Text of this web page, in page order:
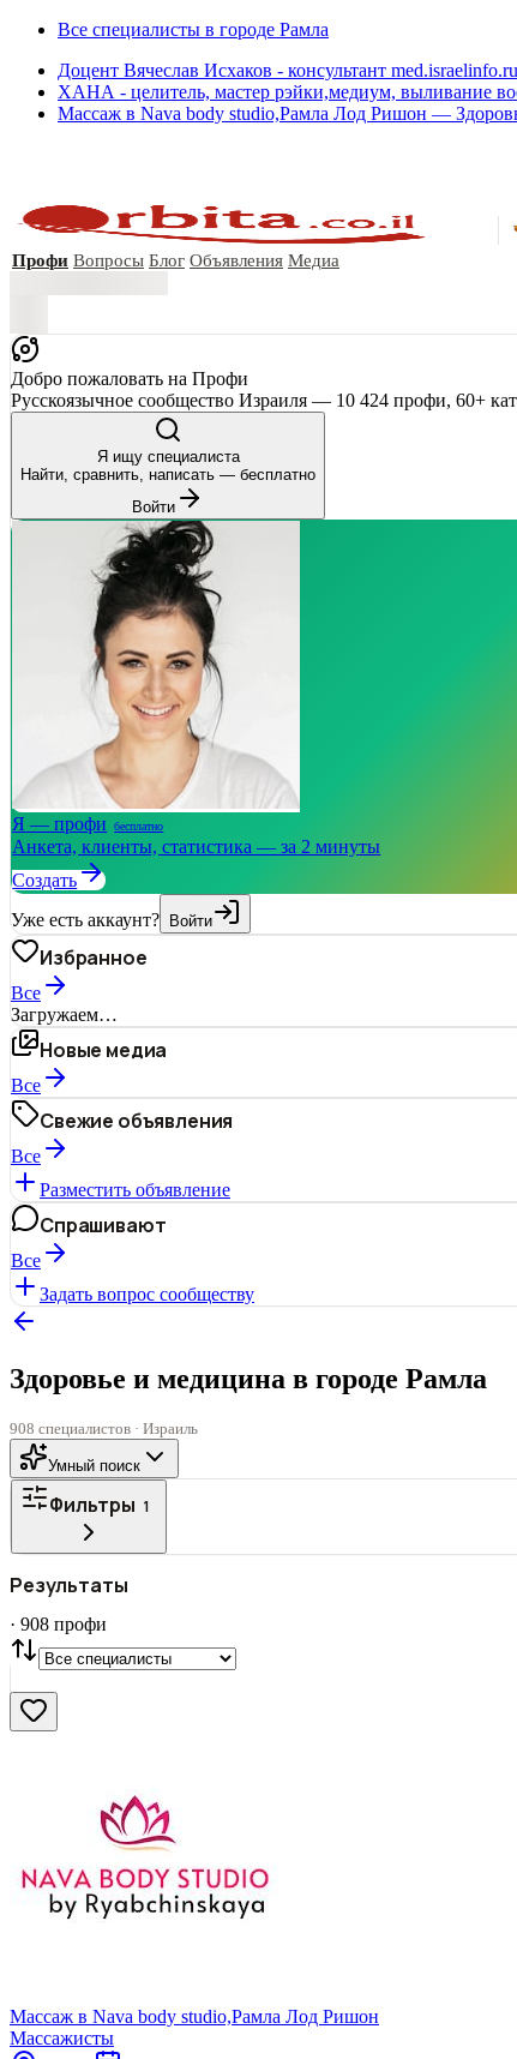
Все специалисты в городе Рамла
Доцент Вячеслав Исхаков - консультант
ХАНА - целитель, мастер рэйки,медиум, выливание
Массаж в Nava body studio,Рамла Лод Ришон —
Профи Вопросы Блог Объявления Медиа
Добро пожаловать на Профи
Русскоязычное сообщество Израиля — 10 424 профи, 60+
Я ищу специалиста
Найти, сравнить, написать — бесплатно
Войти
Я — профи бесплатно
Анкета, клиенты, статистика — за 2 минуты
Создать
Уже есть аккаунт? Войти
Избранное
Все
Загружаем…
Новые медиа
Все
Свежие объявления
Все
Разместить объявление
Спрашивают
Все
Задать вопрос сообществу
Здоровье и медицина в городе Рамла
908 специалистов · Израиль
Умный поиск
Фильтры 1
СТАТУС
Нашли 908
Сбросить
Результаты
· 908 профи
Массаж в Nava body studio,Рамла Лод Ришон
Массажисты